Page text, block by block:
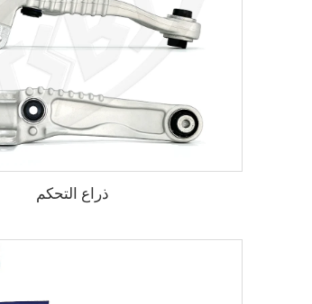
ذراع التحكم